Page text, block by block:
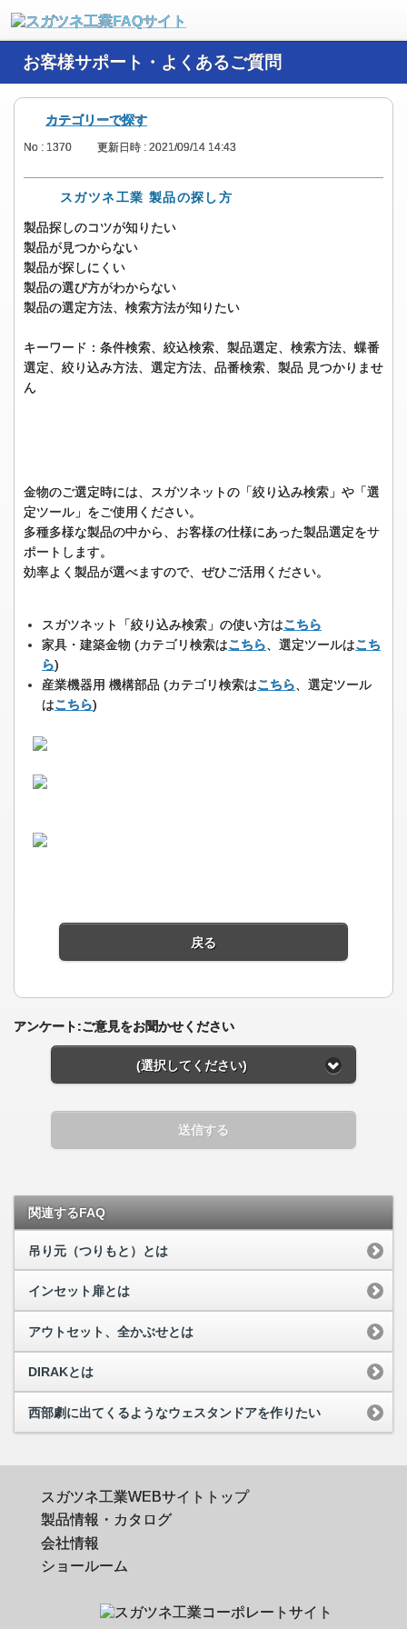
お客様サポート・よくあるご質問
カテゴリーで探す
No : 1370 更新日時 : 2021/09/14 14:43
スガツネ工業 製品の探し方
製品探しのコツが知りたい
製品が見つからない
製品が探しにくい
製品の選び方がわからない
製品の選定方法、検索方法が知りたい
キーワード：条件検索、絞込検索、製品選定、検索方法、蝶番
選定、絞り込み方法、選定方法、品番検索、製品 見つかりませ
ん
金物のご選定時には、スガツネットの「絞り込み検索」や「選
定ツール」をご使用ください。
多種多様な製品の中から、お客様の仕様にあった製品選定をサ
ポートします。
効率よく製品が選べますので、ぜひご活用ください。
スガツネット「絞り込み検索」の使い方はこちら
家具・建築金物 (カテゴリ検索はこちら、選定ツールはこち
ら)
産業機器用 機構部品 (カテゴリ検索はこちら、選定ツール
はこちら)
戻る
アンケート:ご意見をお聞かせください
(選択してください)
送信する
関連するFAQ
吊り元（つりもと）とは
インセット扉とは
アウトセット、全かぶせとは
DIRAKとは
西部劇に出てくるようなウェスタンドアを作りたい
スガツネ工業WEBサイトトップ
製品情報・カタログ
会社情報
ショールーム